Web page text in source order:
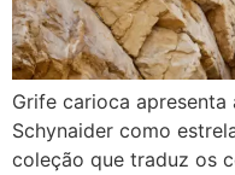
Grife carioca
Schynaider como
coleção que traduz os